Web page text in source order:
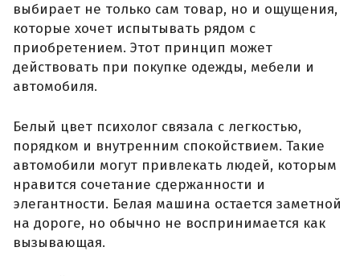
выбирает не только сам товар, но и ощущения,
которые хочет испытывать рядом с
приобретением. Этот принцип может
действовать при покупке одежды, мебели и
автомобиля.
Белый цвет психолог связала с легкостью,
порядком и внутренним спокойствием. Такие
автомобили могут привлекать людей, которым
нравится сочетание сдержанности и
элегантности. Белая машина остается заметной
на дороге, но обычно не воспринимается как
вызывающая.